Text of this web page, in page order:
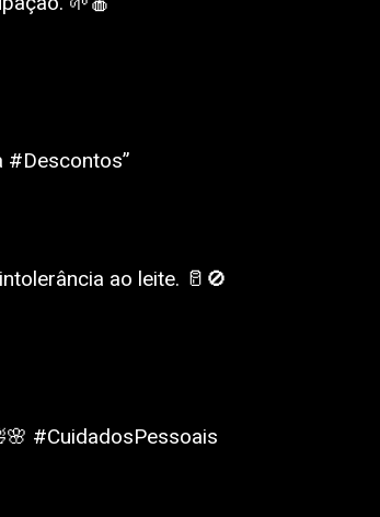
#Descontos”
ao leite. 🥛🚫
#CuidadosPessoais